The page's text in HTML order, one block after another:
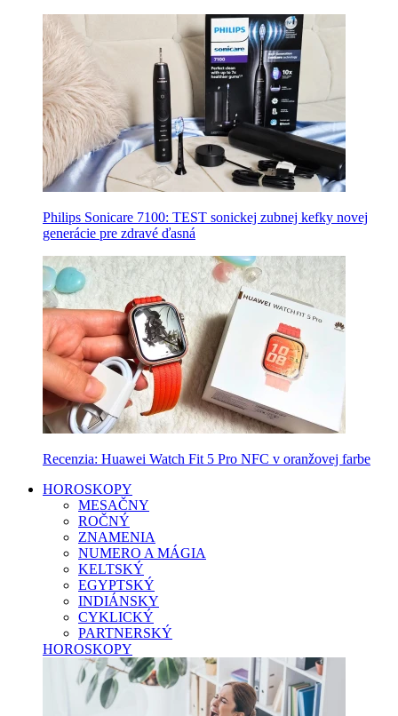
Philips Sonicare 7100: TEST sonickej zubnej kefky novej
generácie pre zdravé ďasná
Recenzia: Huawei Watch Fit 5 Pro NFC v oranžovej farbe
HOROSKOPY
MESAČNY
ROČNÝ
ZNAMENIA
NUMERO A MÁGIA
KELTSKÝ
EGYPTSKÝ
INDIÁNSKY
CYKLICKÝ
PARTNERSKÝ
HOROSKOPY